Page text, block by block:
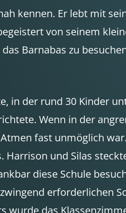
kennen. Er lebt mit
von seinem
Barnabas zu
in der rund 30 Kinder
Wenn in der
fast unmöglich
und Silas
diese Schule
erforderlichen
das